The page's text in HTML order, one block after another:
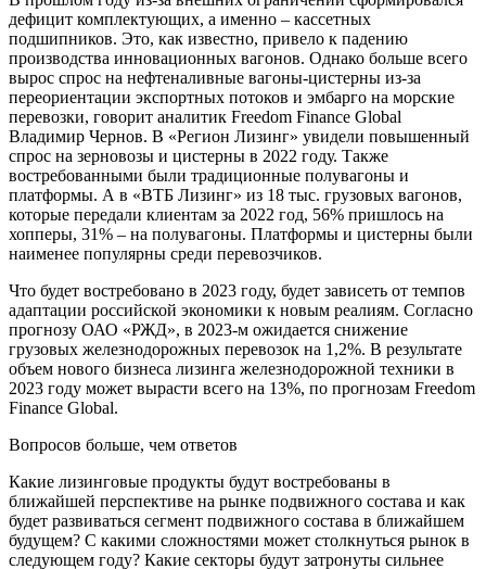
дефицит комплектующих, а именно – кассетных
подшипников. Это, как известно, привело к падению
производства инновационных вагонов. Однако больше всего
вырос спрос на нефтеналивные вагоны-цистерны из-за
переориентации экспортных потоков и эмбарго на морские
перевозки, говорит аналитик Freedom Finance Global
Владимир Чернов. В «Регион Лизинг» увидели повышенный
спрос на зерновозы и цистерны в 2022 году. Также
востребованными были традиционные полувагоны и
платформы. А в «ВТБ Лизинг» из 18 тыс. грузовых вагонов,
которые передали клиентам за 2022 год, 56% пришлось на
хопперы, 31% – на полувагоны. Платформы и цистерны были
наименее популярны среди перевозчиков.
Что будет востребовано в 2023 году, будет зависеть от темпов
адаптации российской экономики к новым реалиям. Согласно
прогнозу ОАО «РЖД», в 2023-м ожидается снижение
грузовых железнодорожных перевозок на 1,2%. В результате
объем нового бизнеса лизинга железнодорожной техники в
2023 году может вырасти всего на 13%, по прогнозам Freedom
Finance Global.
Вопросов больше, чем ответов
Какие лизинговые продукты будут востребованы в
ближайшей перспективе на рынке подвижного состава и как
будет развиваться сегмент подвижного состава в ближайшем
будущем? С какими сложностями может столкнуться рынок в
следующем году? Какие секторы будут затронуты сильнее